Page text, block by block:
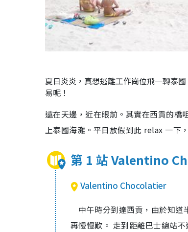
夏日炎炎，真想逃離工作崗位飛一轉泰
易呢！
遠在天邊，近在眼前。其實在西貢的橋
上泰國海灘。平日放假到此 relax 一下
第 1 站 Valentino
Valentino Chocolatier
中午時分到達西貢，由於知
再慢慢歎。 走到距離巴士總站